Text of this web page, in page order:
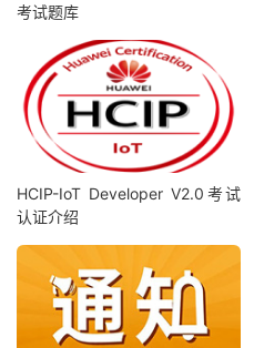
考试题库
HCIP-IoT Developer V2.0考试
认证介绍